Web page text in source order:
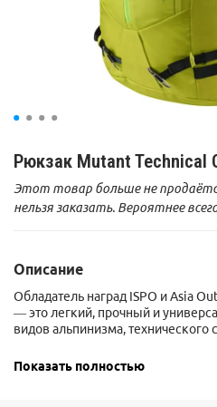
Рюкзак Mutant Technical
Этот товар больше не
нельзя заказать. Вероятнее
Описание
Обладатель наград ISPO и Asia
— это легкий, прочный и
видов альпинизма, технического
пластиковой вставкой и двумя
Показать полностью